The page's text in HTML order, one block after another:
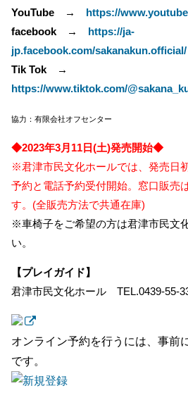
YouTube → https://
facebook → https://ja-
jp.facebook.com/sakanakun.official/
Tik Tok →
https://www.tiktok.com/
協力：有限会社オフセンター
◆2023年3月11日(土)発売開始◆
※君津市民文化ホールでは、発売日
予約と電話予約受付開始。窓口販売
す。(全販売方法で共通在庫)
※車椅子をご希望の方は君津市民文
い。
【プレイガイド】
君津市民文化ホール TEL.0439-55-
オンライン予約を行うには、事前
です。